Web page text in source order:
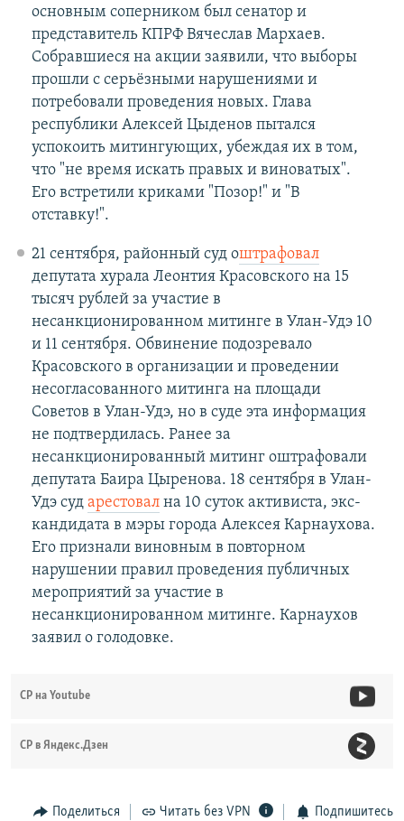
основным соперником был сенатор и
представитель КПРФ Вячеслав Мархаев.
Собравшиеся на акции заявили, что выборы
прошли с серьёзными нарушениями и
потребовали проведения новых. Глава
республики Алексей Цыденов пытался
успокоить митингующих, убеждая их в том,
что "не время искать правых и виноватых".
Его встретили криками "Позор!" и "В
отставку!".
21 сентября, районный суд оштрафовал
депутата хурала Леонтия Красовского на 15
тысяч рублей за участие в
несанкционированном митинге в Улан-Удэ 10
и 11 сентября. Обвинение подозревало
Красовского в организации и проведении
несогласованного митинга на площади
Советов в Улан-Удэ, но в суде эта информация
не подтвердилась. Ранее за
несанкционированный митинг оштрафовали
депутата Баира Цыренова. 18 сентября в Улан-
Удэ суд арестовална 10 суток активиста, экс-
кандидата в мэры города Алексея Карнаухова.
Его признали виновным в повторном
нарушении правил проведения публичных
мероприятий за участие в
несанкционированном митинге. Карнаухов
заявил о голодовке.
СР на Youtube
СР в Яндекс.Дзен
Поделиться Читать без VPN Подпишитесь